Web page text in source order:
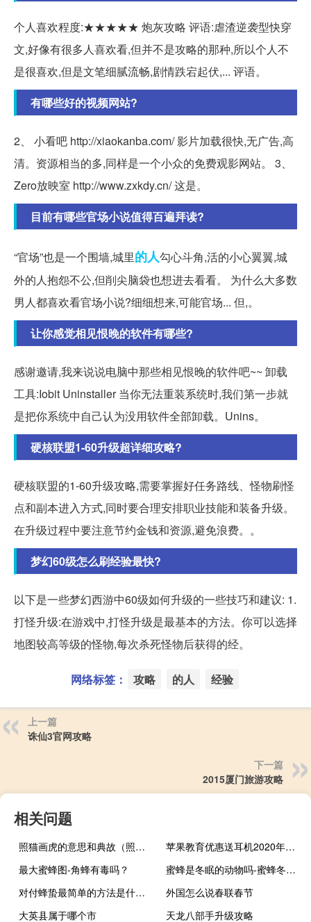
个人喜欢程度:★★★★★ 炮灰攻略 评语:虐渣逆袭型快穿
文,好像有很多人喜欢看,但并不是攻略的那种,所以个人不
是很喜欢,但是文笔细腻流畅,剧情跌宕起伏,... 评语。
有哪些好的视频网站?
2、 小看吧 http://xiaokanba.com/ 影片加载很快,无广告,高
清。资源相当的多,同样是一个小众的免费观影网站。 3、
Zero放映室 http://www.zxkdy.cn/ 这是。
目前有哪些官场小说值得百遍拜读?
“官场”也是一个围墙,城里的人勾心斗角,活的小心翼翼,城
外的人抱怨不公,但削尖脑袋也想进去看看。 为什么大多数
男人都喜欢看官场小说?细细想来,可能官场... 但,。
让你感觉相见恨晚的软件有哪些?
感谢邀请,我来说说电脑中那些相见恨晚的软件吧~~ 卸载
工具:Iobit Uninstaller 当你无法重装系统时,我们第一步就
是把你系统中自己认为没用软件全部卸载。Unins。
硬核联盟1-60升级超详细攻略?
硬核联盟的1-60升级攻略,需要掌握好任务路线、怪物刷怪
点和副本进入方式,同时要合理安排职业技能和装备升级。
在升级过程中要注意节约金钱和资源,避免浪费。。
梦幻60级怎么刷经验最快?
以下是一些梦幻西游中60级如何升级的一些技巧和建议: 1.
打怪升级:在游戏中,打怪升级是最基本的方法。你可以选择
地图较高等级的怪物,每次杀死怪物后获得的经。
网络标签： 攻略 的人 经验
上一篇
诛仙3官网攻略
下一篇
2015厦门旅游攻略
相关问题
照猫画虎的意思和典故（照猫画虎的意思）
苹果教育优惠送耳机2020年活动（苹果教育优惠）
最大蜜蜂图-角蜂有毒吗？
蜜蜂是冬眠的动物吗-蜜蜂冬天在哪里冬眠？
对付蜂蛰最简单的方法是什么？
外国怎么说春联春节
大英县属于哪个市
天龙八部手升级攻略